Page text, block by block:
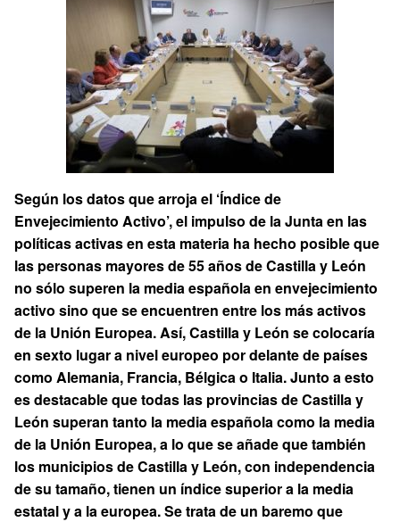
Según los datos que arroja el ‘Índice de
Envejecimiento Activo’, el impulso de la Junta en las
políticas activas en esta materia ha hecho posible que
las personas mayores de 55 años de Castilla y León
no sólo superen la media española en envejecimiento
activo sino que se encuentren entre los más activos
de la Unión Europea. Así, Castilla y León se colocaría
en sexto lugar a nivel europeo por delante de países
como Alemania, Francia, Bélgica o Italia. Junto a esto
es destacable que todas las provincias de Castilla y
León superan tanto la media española como la media
de la Unión Europea, a lo que se añade que también
los municipios de Castilla y León, con independencia
de su tamaño, tienen un índice superior a la media
estatal y a la europea. Se trata de un baremo que